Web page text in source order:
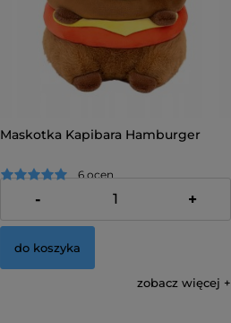
Maskotka Kapibara Hamburger
6 ocen
35,00 zł
- +
do koszyka
zobacz więcej